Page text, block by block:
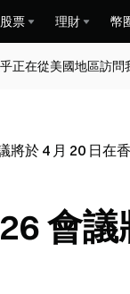
股票 理財 幣
正在從美國地區訪問
將於 4 月 20 日在
會